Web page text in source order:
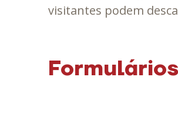
visitantes podem